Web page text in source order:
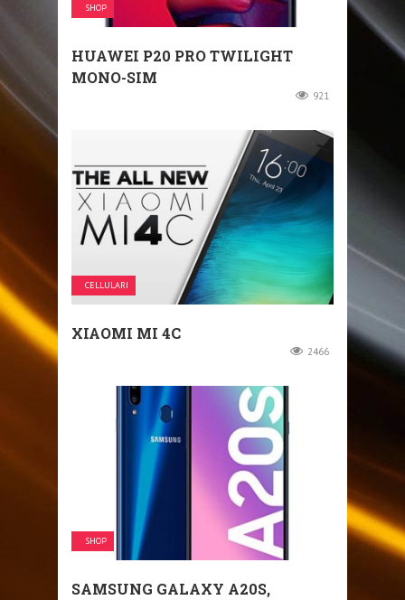
SHOP
HUAWEI P20 PRO TWILIGHT
MONO-SIM
921
CELLULARI
XIAOMI MI 4C
2466
SHOP
SAMSUNG GALAXY A20S,